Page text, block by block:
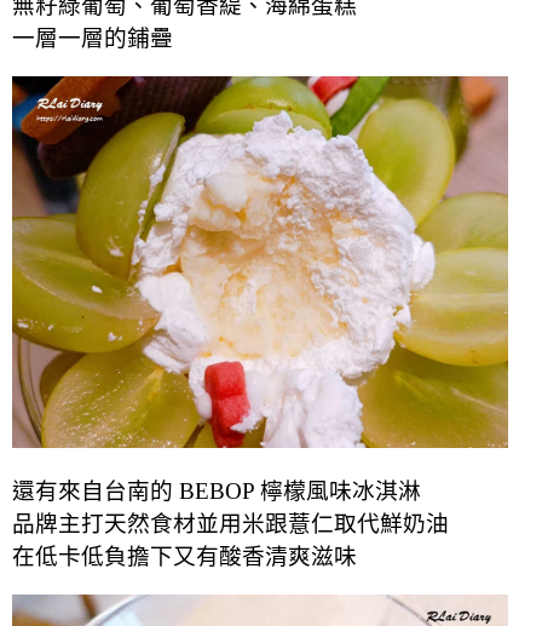
一層一層的鋪疊
還有來自台南的 BEBOP 檸檬風味冰淇淋
品牌主打天然食材並用米跟薏仁取代鮮奶油
在低卡低負擔下又有酸香清爽滋味